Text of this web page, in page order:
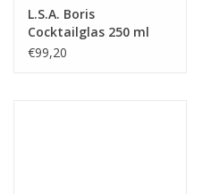
L.S.A. Boris
Cocktailglas 250 ml
Set van 2 Stuks
€99,20